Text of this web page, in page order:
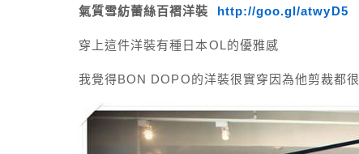
氣質雪紡蕾絲百褶洋裝 http://goo.gl/atwyD5
穿上這件洋裝有種日本OL的優雅感
我覺得BON DOPO的洋裝很實穿因為他剪裁都